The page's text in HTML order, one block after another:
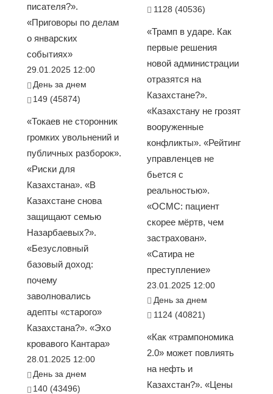
писателя?».
«Приговоры по делам
о январских
событиях»
29.01.2025 12:00
День за днем
149 (45874)
«Токаев не сторонник
громких увольнений и
публичных разборок».
«Риски для
Казахстана». «В
Казахстане снова
защищают семью
Назарбаевых?».
«Безусловный
базовый доход:
почему
заволновались
адепты «старого»
Казахстана?». «Эхо
кровавого Кантара»
28.01.2025 12:00
День за днем
140 (43496)
1128 (40536)
«Трамп в ударе. Как
первые решения
новой администрации
отразятся на
Казахстане?».
«Казахстану не грозят
вооруженные
конфликты». «Рейтинг
управленцев не
бьется с
реальностью».
«ОСМС: пациент
скорее мёртв, чем
застрахован».
«Сатира не
преступление»
23.01.2025 12:00
День за днем
1124 (40821)
«Как «трампономика
2.0» может повлиять
на нефть и
Казахстан?». «Цены